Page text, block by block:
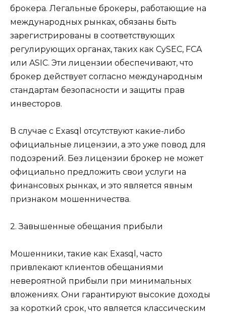
брокера. Легальные брокеры, работающие на
международных рынках, обязаны быть
зарегистрированы в соответствующих
регулирующих органах, таких как CySEC, FCA
или ASIC. Эти лицензии обеспечивают, что
брокер действует согласно международным
стандартам безопасности и защиты прав
инвесторов.
В случае с Exasql отсутствуют какие-либо
официальные лицензии, а это уже повод для
подозрений. Без лицензии брокер не может
официально предложить свои услуги на
финансовых рынках, и это является явным
признаком мошенничества.
2. Завышенные обещания прибыли
Мошенники, такие как Exasql, часто
привлекают клиентов обещаниями
невероятной прибыли при минимальных
вложениях. Они гарантируют высокие доходы
за короткий срок, что является классическим